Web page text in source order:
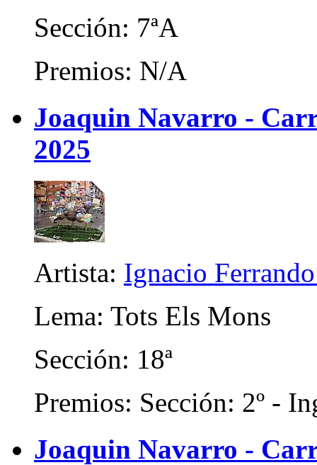
Sección: 7ªA
Premios: N/A
Joaquin Navarro -
2025
Artista: Ignacio
Lema: Tots Els Mons
Sección: 18ª
Premios: Sección: 2º -
Joaquin Navarro -